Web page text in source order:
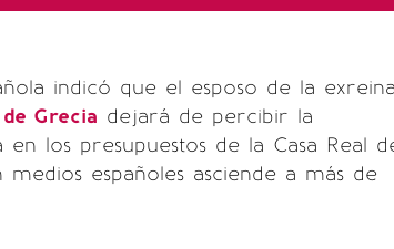
indicó que el esposo de la
Grecia dejará de percibir la
los presupuestos de la Casa Real
españoles asciende a más de